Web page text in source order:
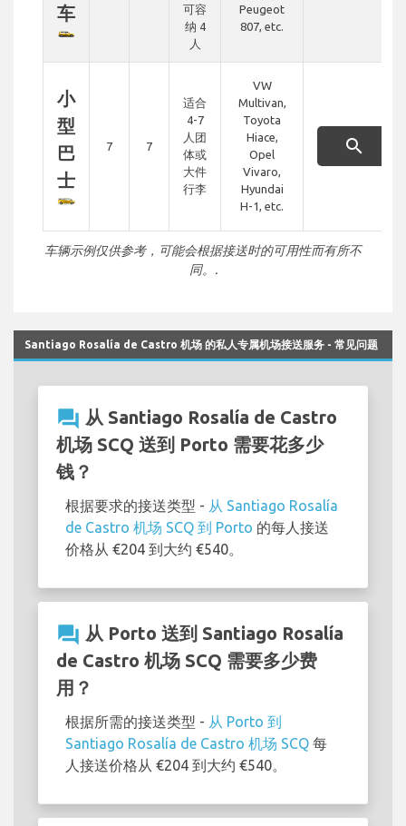
车
可容
纳 4
人
Peugeot
807, etc.
小
型
巴
士
7 7
适合
4-7
人团
体或
大件
行李
VW
Multivan,
Toyota
Hiace,
Opel
Vivaro,
Hyundai
H-1, etc.
search
车辆示例仅供参考，可能会根据接送时的可用性而有所不
同。.
Santiago Rosalía de Castro 机场 的私人专属机场接送服务 - 常见问题
question_answer 从 Santiago Rosalía de Castro
机场 SCQ 送到 Porto 需要花多少
钱？
根据要求的接送类型 - 从 Santiago Rosalía
de Castro 机场 SCQ 到 Porto 的每人接送
价格从 €204 到大约 €540。
question_answer 从 Porto 送到 Santiago Rosalía
de Castro 机场 SCQ 需要多少费
用？
根据所需的接送类型 - 从 Porto 到
Santiago Rosalía de Castro 机场 SCQ 每
人接送价格从 €204 到大约 €540。